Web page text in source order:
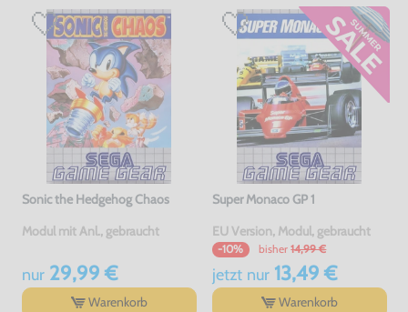
Sonic the Hedgehog Chaos
Modul mit Anl., gebraucht
nur29,99 €
Warenkorb
Super Monaco GP 1
EU Version, Modul, gebraucht
-10% bisher 14,99 €
jetzt nur13,49 €
Warenkorb